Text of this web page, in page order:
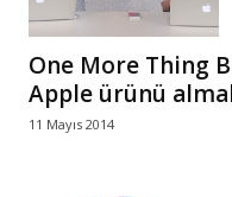
One More Thing
Apple ürünü
11 Mayıs 2014